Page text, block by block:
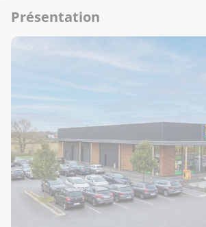
Présentation